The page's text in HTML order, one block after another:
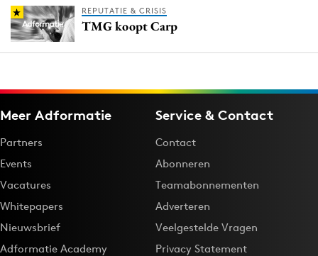
REPUTATIE & CRISIS
TMG koopt Carp
Meer Adformatie
Partners
Events
Vacatures
Whitepapers
Nieuwsbrief
Adformatie Academy
Service & Contact
Contact
Abonneren
Teamabonnementen
Adverteren
Veelgestelde Vragen
Privacy Statement